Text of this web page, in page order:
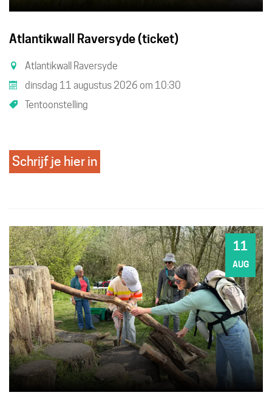
Atlantikwall Raversyde (ticket)
Atlantikwall Raversyde
dinsdag 11 augustus 2026 om 10:30
Tentoonstelling
Schrijf je hier in
11
AUG